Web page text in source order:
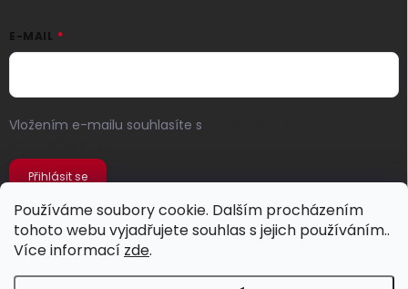
Používáme soubory cookie. Dalším procházením
tohoto webu vyjadřujete souhlas s jejich používáním..
Více informací zde.
E-MAIL
Vložením e-mailu souhlasíte s
Přihlásit se